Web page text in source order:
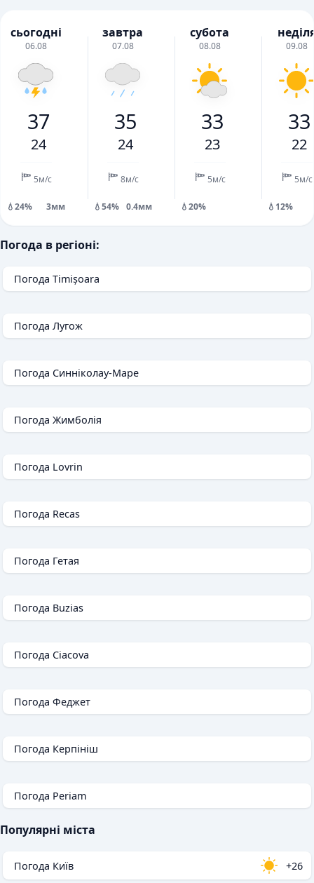
сьогодні
06.08
37
24
5м/с
💧24% 3мм
завтра
07.08
35
24
8м/с
💧54% 0.4мм
субота
08.08
33
23
5м/с
💧20%
09.08
33
22
5м/с
💧12%
Погода в регіоні:
Погода Timișoara
Погода Лугож
Погода Синніколау-Маре
Погода Жимболія
Погода Lovrin
Погода Recas
Погода Гетая
Погода Buzias
Погода Ciacova
Погода Феджет
Погода Керпініш
Погода Periam
Популярні міста
Погода Київ +26